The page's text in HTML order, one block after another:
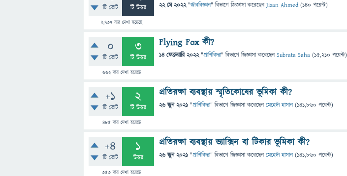
টি ভোট টি উত্তর
2,737বার দেখা হয়েছে
22 মে 2022 "জীববিজ্ঞান" বিভাগে জিজ্ঞাসাকরেছেনJisan Ahmed (140 পয়েন্ট)
0
টি ভোট
3
টি উত্তর
662বার দেখা হয়েছে
Flying Fox কী?
14 ফেব্রুয়ারি 2022 "প্রাণিবিদ্যা" বিভাগে জিজ্ঞাসাকরেছেনSubrata Saha (15,210 পয়েন্ট)
+1
টি ভোট
2
টি উত্তর
485বার দেখা হয়েছে
প্রতিরক্ষা ব্যবস্থায় স্মৃতিকোষের ভূমিকা কী?
26 জুন 2021 "প্রাণিবিদ্যা" বিভাগে জিজ্ঞাসাকরেছেনমেহেদী হাসান (141,860 পয়েন্ট)
+4
টি ভোট
1
উত্তর
353 বার দেখা হয়েছে
প্রতিরক্ষা ব্যবস্থায় ভ্যাক্সিন বা টিকার ভূমিকা কী?
26 জুন 2021 "প্রাণিবিদ্যা" বিভাগে জিজ্ঞাসাকরেছেনমেহেদী হাসান (141,860 পয়েন্ট)